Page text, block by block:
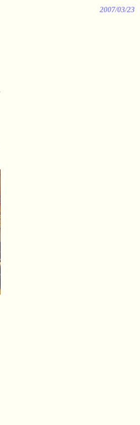
2007/03/23